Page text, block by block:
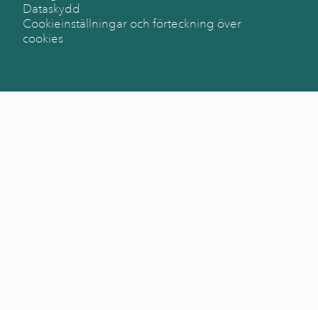
Dataskydd
Cookieinställningar och förteckning över
cookies